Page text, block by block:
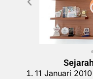
11 Januari